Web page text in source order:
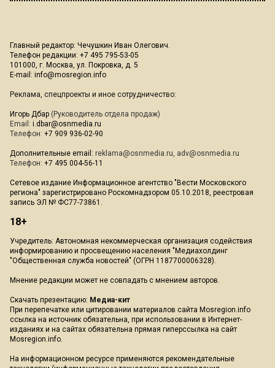
Главный редактор: Чечушкин Иван Олегович.
Телефон редакции: +7 495 795-53-05
101000, г. Москва, ул. Покровка, д. 5
E-mail: info@mosregion.info
Реклама, спецпроекты и иное сотрудничество:
Игорь Дбар (Руководитель отдела продаж)
Email: i.dbar@osnmedia.ru
Телефон: +7 909 936-02-90
Дополнительные email: reklama@osnmedia.ru, adv@osnmedia.ru
Телефон: +7 495 004-56-11
Сетевое издание Информационное агентство "Вести Московского
региона" зарегистрировано Роскомнадзором 05.10.2018, реестровая
запись ЭЛ № ФС77-73861.
18+
Учредитель: Автономная некоммерческая организация содействия
информированию и просвещению населения "Медиахолдинг
"Общественная служба новостей" (ОГРН 1187700006328).
Мнение редакции может не совпадать с мнением авторов.
Скачать презентацию: Медиа-кит
При перепечатке или цитировании материалов сайта Mosregion.info
ссылка на источник обязательна, при использовании в Интернет-
изданиях и на сайтах обязательна прямая гиперссылка на сайт
Mosregion.info.
На информационном ресурсе применяются рекомендательные